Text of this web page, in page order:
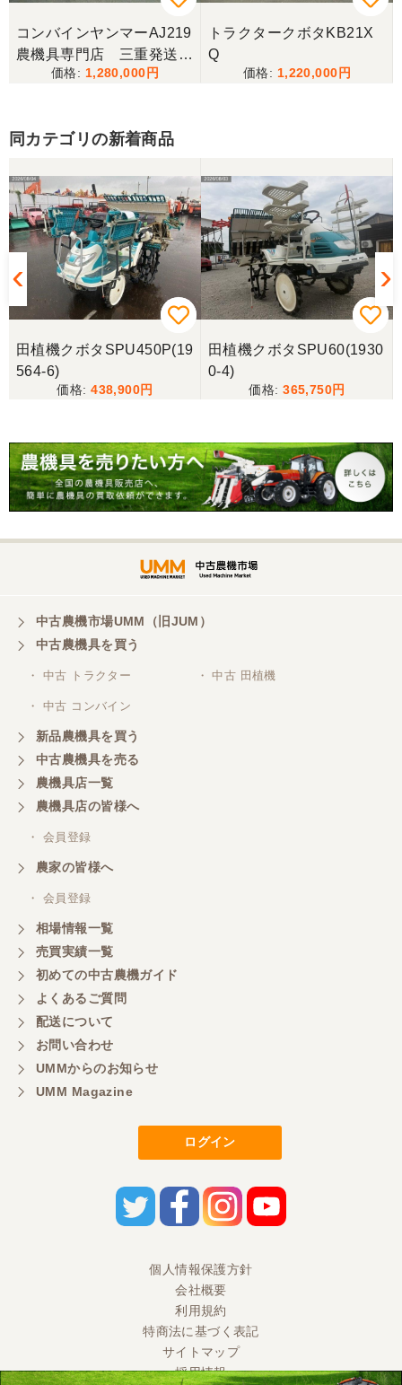
今回もしっかり整備整備をしてくださり安心です大
事に長く使わせていただきますありがとうございま
す
岐阜県／田畑
ただきましたありがとうございます
岐阜県／長池松広
この度は、コンバイン購入に際しまして、納品日に
際しては、ご配慮頂き誠にありがとうございまし
た。本当に助かりました。
急なお願いにも対応ありがとうございました。 あり
がとうございました。 親切に対応していただきまし
岐阜県／横倉林
ありがとうございます。
岐阜県／横倉林
岐阜県／横倉林
ありがとうございます
岐阜県／横倉林
ありがとうございます
岐阜県／横倉林
ありがとうございます
岐阜県／横倉林
ありがとうございます
岐阜県／横倉林
ありがとうございます
岐阜県／横倉林
ありがとうございます
お世話になりました。ありがとうございます
コンバインヤンマーAJ219
農機具専門店 三重発送整
備済み
1,280,000
トラクタークボタKB21X
Q
1,220,000
同カテゴリの新着商品
田植機クボタSPU450P(19
564-6)
438,900
田植機クボタSPU60(1930
0-4)
365,750
中古農機市場UMM（旧JUM）
中古農機具を買う
・ 中古 トラクター ・ 中古 田植機
・ 中古 コンバイン
新品農機具を買う
中古農機具を売る
農機具店一覧
農機具店の皆様へ
・ 会員登録
農家の皆様へ
・ 会員登録
相場情報一覧
売買実績一覧
初めての中古農機ガイド
よくあるご質問
配送について
お問い合わせ
UMMからのお知らせ
UMM Magazine
ログイン
個人情報保護方針
会社概要
利用規約
特商法に基づく表記
サイトマップ
採用情報